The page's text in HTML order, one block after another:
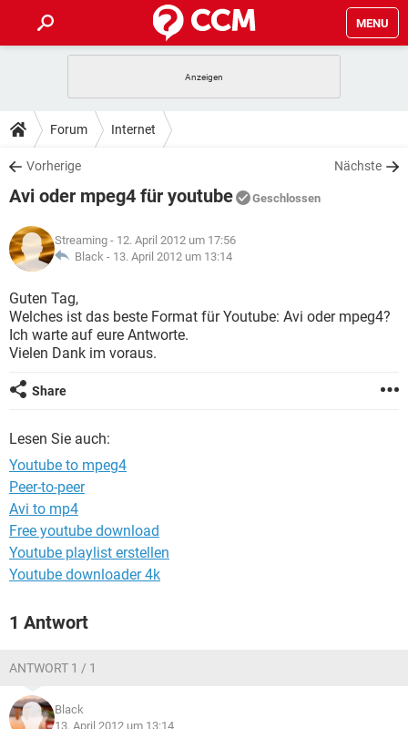
MENU
ANDROID
WINDOWS 10
WHATSAPP TIKTOK
FACEBOOK
TIPPS & TRICKS
SPIELE
WHATSAPP TIKTOK
FACEBOOK
DOWNLOADS
SPIELE STREAMING
ANDROID
WINDOWS 10 INSTAGRAM
WHATSAPP
FACEBOOK HARDWARE
SPIELE STREAMING
ANDROID
WINDOWS 10
WHATSAPP
LEXIKON
SPIELE
ANDROID IOS
WINDOWS 10
WHATSAPP
Forum Internet
Vorherige Nächste
Avi oder mpeg4 für youtube Geschlossen
Streaming - 12. April 2012 um 17:56
Black - 13. April 2012 um 13:14
Guten Tag,
Welches ist das beste Format für Youtube: Avi oder mpeg4?
Ich warte auf eure Antworte.
Vielen Dank im voraus.
Share
Lesen Sie auch:
Youtube to mpeg4
Peer-to-peer
Avi to mp4
Free youtube download
Youtube playlist erstellen
Youtube downloader 4k
1 Antwort
ANTWORT 1 / 1
Black
13. April 2012 um 13:14